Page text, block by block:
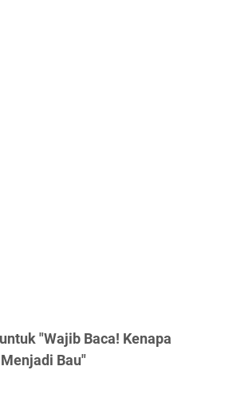
"Wajib Baca! Kenapa
Bau"